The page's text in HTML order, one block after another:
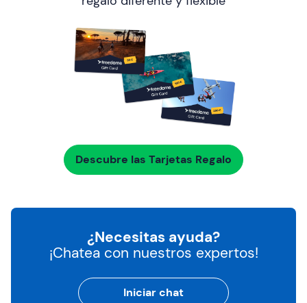
Descubre las Tarjetas Regalo
¿Necesitas ayuda?
¡Chatea con nuestros expertos!
Iniciar chat